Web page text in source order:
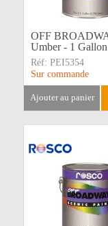
OFF
Umber - 1 Gallon
Réf: PEI5354
Sur commande
ajouter au panier